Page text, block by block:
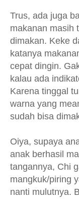
Trus, ada juga
makanan masih
dimakan. Keke
katanya
cepat dingin.
kalau ada
Karena tinggal
warna yang
sudah bisa
Oiya, supaya
anak berhasil
tangannya, Chi
mangkuk/piring
nanti mulutnya.